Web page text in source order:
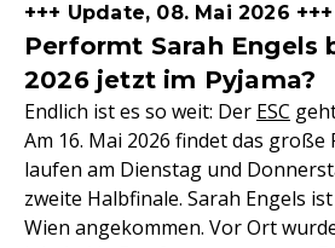
+++ Update, 08. Mai 2026 +++
Performt Sarah Engels
2026 jetzt im Pyjama?
Endlich ist es so weit: Der ESC
Am 16. Mai 2026 findet das große
laufen am Dienstag und
zweite Halbfinale. Sarah Engels
Wien angekommen. Vor Ort